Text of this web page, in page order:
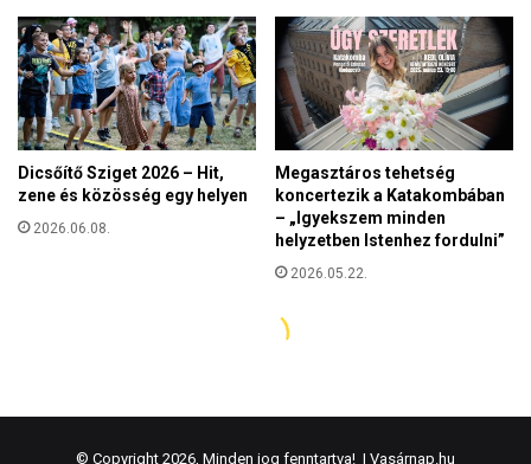
© Copyright 2026, Minden jog fenntartva! | Vasárnap.hu